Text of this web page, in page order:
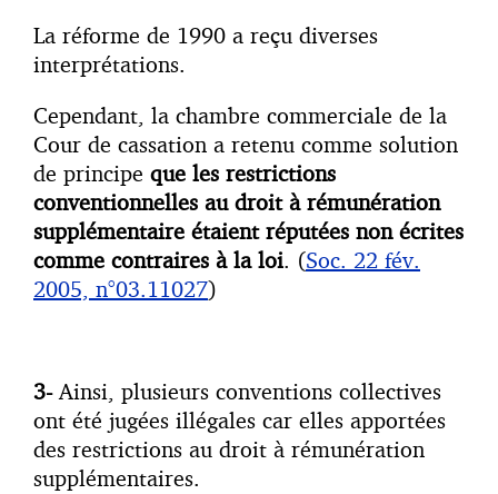
La réforme de 1990 a reçu diverses
interprétations.
Cependant, la chambre commerciale de la
Cour de cassation a retenu comme solution
de principe que les restrictions
conventionnelles au droit à rémunération
supplémentaire étaient réputées non écrites
comme contraires à la loi. (Soc. 22 fév.
2005, n°03.11027)
3-Ainsi, plusieurs conventions collectives
ont été jugées illégales car elles apportées
des restrictions au droit à rémunération
supplémentaires.